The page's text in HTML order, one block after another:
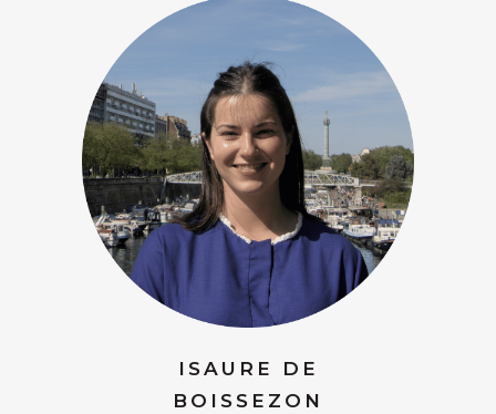
ISAURE DE
BOISSEZON